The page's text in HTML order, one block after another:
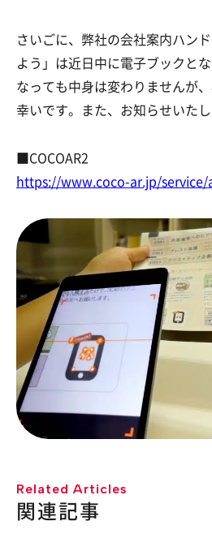
さいごに、弊社の会社案内ハン
よう」は近日中に電子ブックと
なっても中身は変わりませんが
幸いです。また、お知らせいたし
■COCOAR2
https://www.coco-ar.jp/service/
Related Articles
関連記事